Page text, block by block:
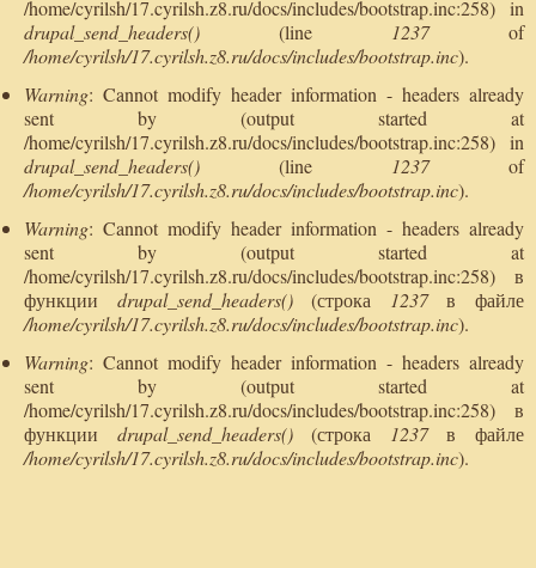
/home/cyrilsh/17.cyrilsh.z8.ru/docs/includes/bootstrap.inc:258) in
drupal_send_headers() (line 1237of
/home/cyrilsh/17.cyrilsh.z8.ru/docs/includes/bootstrap.inc).
Warning: Cannot modify header information - headers already
sent by (output started at
/home/cyrilsh/17.cyrilsh.z8.ru/docs/includes/bootstrap.inc:258) in
drupal_send_headers() (line 1237of
/home/cyrilsh/17.cyrilsh.z8.ru/docs/includes/bootstrap.inc).
Warning: Cannot modify header information - headers already
sent by (output started at
/home/cyrilsh/17.cyrilsh.z8.ru/docs/includes/bootstrap.inc:258) в
функции drupal_send_headers()(строка 1237в файле
/home/cyrilsh/17.cyrilsh.z8.ru/docs/includes/bootstrap.inc).
Warning: Cannot modify header information - headers already
sent by (output started at
/home/cyrilsh/17.cyrilsh.z8.ru/docs/includes/bootstrap.inc:258) в
функции drupal_send_headers()(строка 1237в файле
/home/cyrilsh/17.cyrilsh.z8.ru/docs/includes/bootstrap.inc).